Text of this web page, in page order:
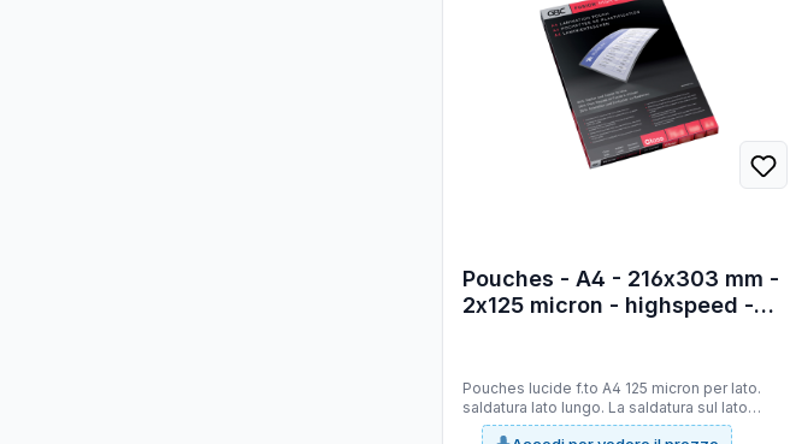
Pouches - A4 - 216x303 mm -
2x125 micron - highspeed -
Pouches lucide f.to A4 125 micron per lato.
saldatura lato lungo. La saldatura sul lato
lungo permette di risparmiare fino al 30% sul